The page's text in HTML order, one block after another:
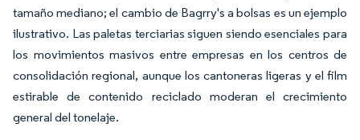
tamaño mediano; el cambio de Bagrry's a bolsas es un ejemplo
ilustrativo. Las paletas terciarias siguen siendo esenciales para
los movimientos masivos entre empresas en los centros de
consolidación regional, aunque los cantoneras ligeras y el film
estirable de contenido reciclado moderan el crecimiento
general del tonelaje.